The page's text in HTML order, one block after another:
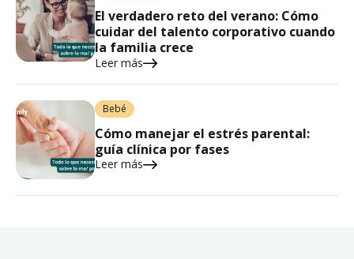
El verdadero reto del verano: Cómo
cuidar del talento corporativo cuando
la familia crece
Leer más
Bebé
Cómo manejar el estrés parental:
guía clínica por fases
Leer más